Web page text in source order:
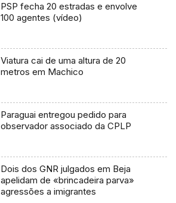
PSP fecha 20 estradas e envolve
100 agentes (vídeo)
Viatura cai de uma altura de 20
metros em Machico
Paraguai entregou pedido para
observador associado da CPLP
Dois dos GNR julgados em Beja
apelidam de «brincadeira parva»
agressões a imigrantes